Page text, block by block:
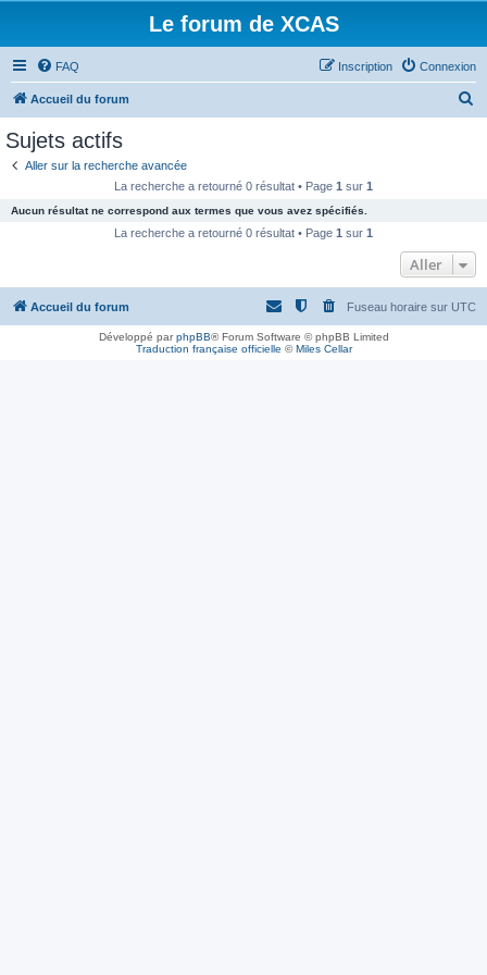
Le forum de XCAS
FAQ Connexion
Inscription
Accueil du forum
c
e
Sujets actifs
Aller sur la recherche avancée
La recherche a retourné 0 résultat • Page 1 sur 1
Aucun résultat ne correspond aux termes que vous avez spécifiés.
La recherche a retourné 0 résultat • Page 1 sur 1
Aller
Accueil du forum Fuseau horaire sur UTC
Développé parphpBB® Forum Software © phpBB Limited
Traduction française officielle ©Miles Cellar